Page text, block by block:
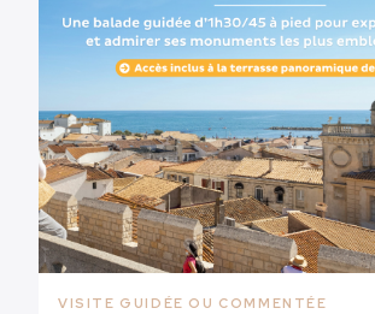
VISITE GUIDÉE OU COMMENTÉE